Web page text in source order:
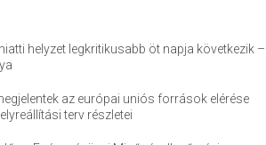
helyzet legkritikusabb öt napja következik –
az európai uniós források elérése
terv részletei